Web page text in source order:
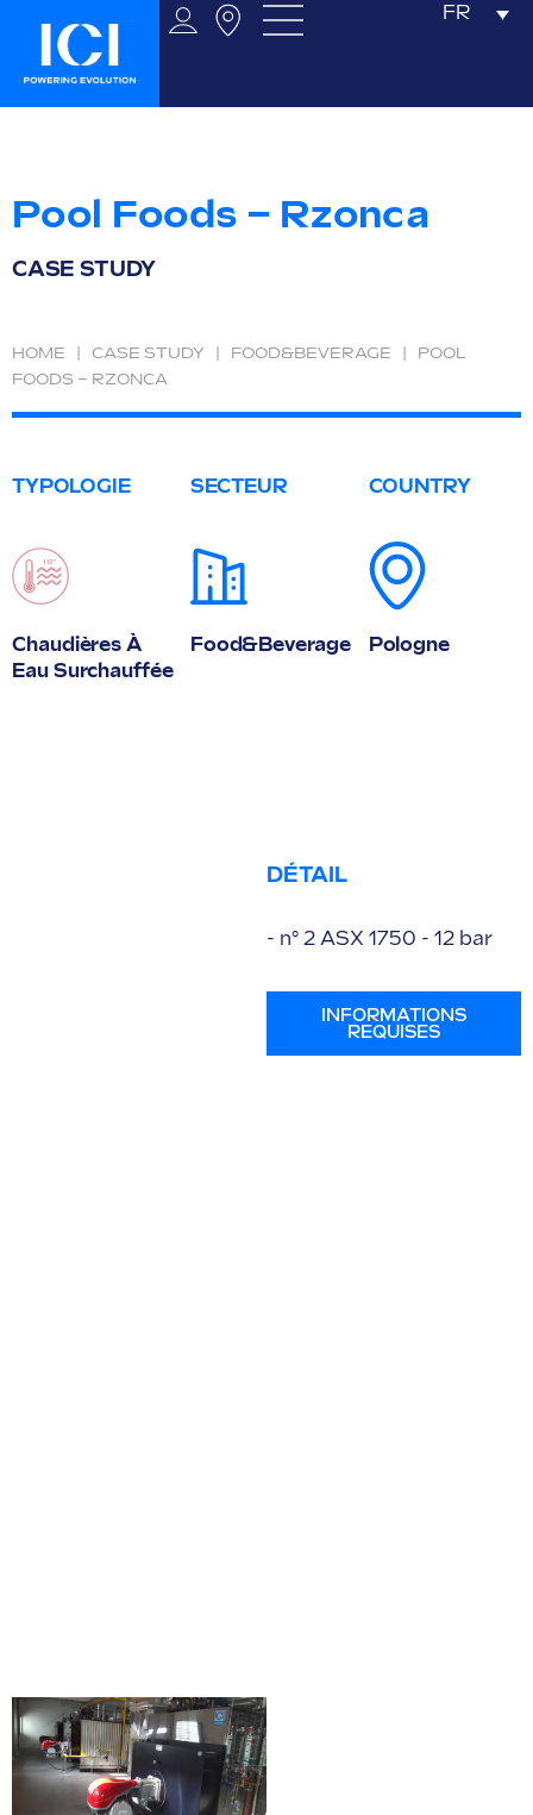
FR
Pool Foods – Rzonca
CASE STUDY
HOME CASE STUDY FOOD&BEVERAGE
POOL
FOODS – RZONCA
TYPOLOGIE
Chaudières À
Eau Surchauffée
SECTEUR
Food&Beverage
COUNTRY
Pologne
DÉTAIL
- n° 2 ASX 1750 - 12 bar
INFORMATIONS
REQUISES